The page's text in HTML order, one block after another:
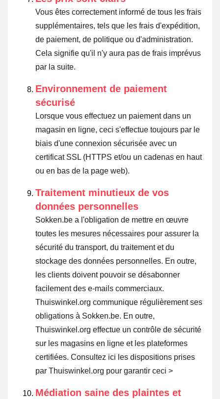
Vous êtes correctement informé de tous les frais
supplémentaires, tels que les frais d'expédition,
de paiement, de politique ou d'administration.
Cela signifie qu'il n'y aura pas de frais imprévus
par la suite.
Environnement de paiement
sécurisé
Lorsque vous effectuez un paiement dans un
magasin en ligne, ceci s'effectue toujours par le
biais d'une connexion sécurisée avec un
certificat SSL (HTTPS et/ou un cadenas en haut
ou en bas de la page web).
Traitement minutieux de vos
données personnelles
Sokken.be a l'obligation de mettre en œuvre
toutes les mesures nécessaires pour assurer la
sécurité du transport, du traitement et du
stockage des données personnelles. En outre,
les clients doivent pouvoir se désabonner
facilement des e-mails commerciaux.
Thuiswinkel.org communique régulièrement ses
obligations à Sokken.be. En outre,
Thuiswinkel.org effectue un contrôle de sécurité
sur les magasins en ligne et les plateformes
certifiées. Consultez ici les dispositions prises
par Thuiswinkel.org pour garantir ceci >
Médiation saine des plaintes et